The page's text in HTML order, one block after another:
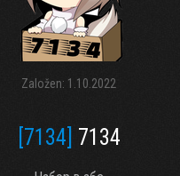
Založen: 1.10.2022
[7134] 7134